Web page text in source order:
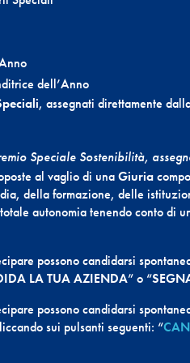
dell’Anno
, assegnati direttamente
Speciale Sostenibilità,
al vaglio di unaGiuria
della formazione, delle
autonomia tenendo conto di
possono candidarsi
LA TUA AZIENDA” o “
possono candidarsi
sui pulsanti seguenti: “